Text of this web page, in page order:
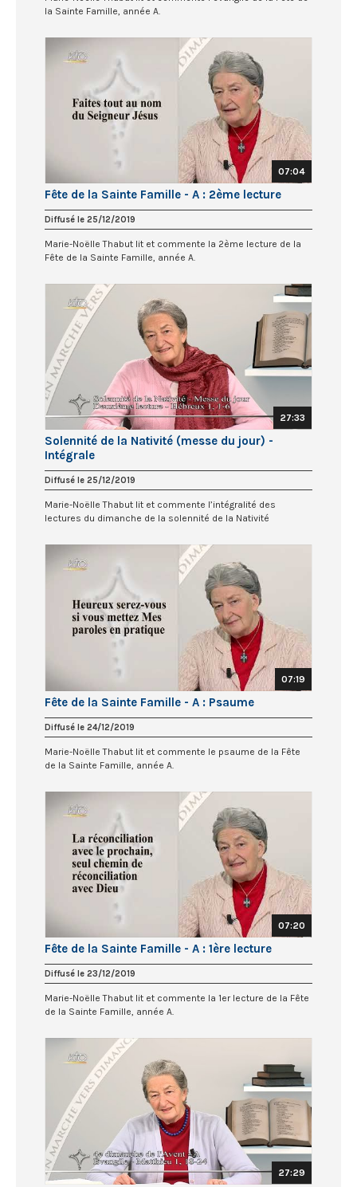
la Sainte Famille, année A.
07:04
Fête de la Sainte Famille - A : 2ème lecture
Diffusé le 25/12/2019
Marie-Noëlle Thabut lit et commente la 2ème lecture de la
Fête de la Sainte Famille, année A.
27:33
Solennité de la Nativité (messe du jour) -
Intégrale
Diffusé le 25/12/2019
Marie-Noëlle Thabut lit et commente l’intégralité des
lectures du dimanche de la solennité de la Nativité
07:19
Fête de la Sainte Famille - A : Psaume
Diffusé le 24/12/2019
Marie-Noëlle Thabut lit et commente le psaume de la Fête
de la Sainte Famille, année A.
07:20
Fête de la Sainte Famille - A : 1ère lecture
Diffusé le 23/12/2019
Marie-Noëlle Thabut lit et commente la 1er lecture de la Fête
de la Sainte Famille, année A.
27:29